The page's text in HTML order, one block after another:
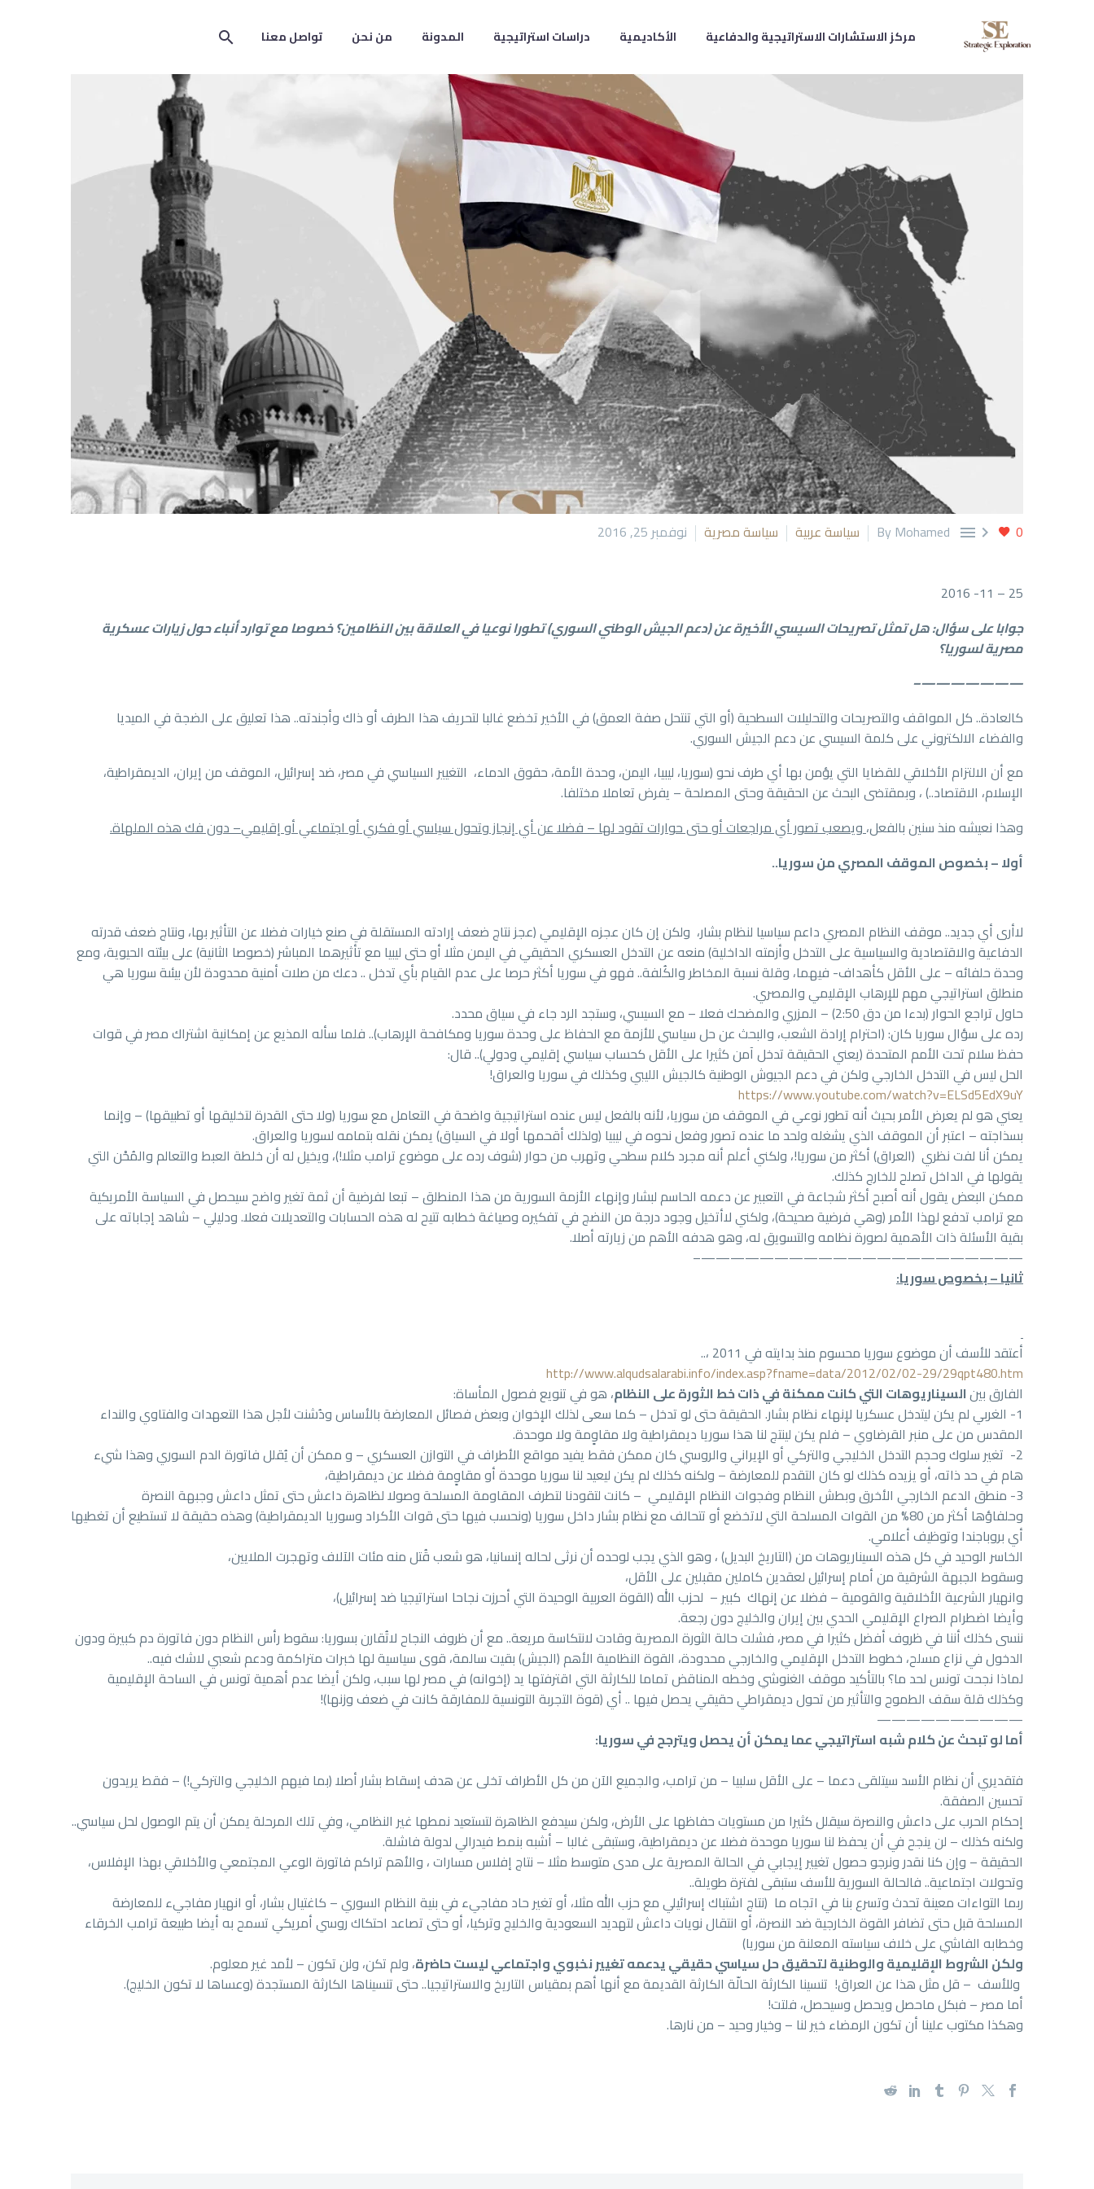
مركز الاستشارات الاستراتيجية والدفاعية الأكاديمية دراسات استراتيجية المدونة من نحن تواصل معنا
0
 
By Mohamed سياسة عربية سياسة مصرية نوفمبر 25, 2016
25 – 11- 2016
جوابا على سؤال: هل تمثل تصريحات السيسي الأخيرة عن (دعم الجيش الوطنيالسوري) تطورا نوعيا في العلاقة بين النظامين؟ خصوصا مع توارد أنباء حول زيارات عسكرية
مصرية لسوريا؟
———————–
كالعادة.. كل المواقف والتصريحات والتحليلات السطحية (أو التي تنتحل صفة العمق) في الأخير تخضع غالبا لتحريف هذا الطرف أو ذاك وأجندته.. هذا تعليق على الضجة في الميديا
والفضاء الالكتروني على كلمة السيسي عن دعم الجيش السوري.
مع أن الالتزام الأخلاقي للقضايا التي يؤمن بها أي طرف نحو (سوريا، ليبيا، اليمن، وحدة الأمة، حقوق الدماء، التغيير السياسي في مصر، ضد إسرائيل، الموقف من إيران، الديمقراطية،
الإسلام، الاقتصاد..) ، وبمقتضى البحث عن الحقيقة وحتى المصلحة – يفرض تعاملا مختلفا.
وهذا نعيشه منذ سنين بالفعل،ويصعب تصور أي مراجعات أو حتى حوارات تقود لها – فضلا عن أي إنجاز وتحول سياسي أو فكري أو اجتماعي أو إقليمي– دون فك هذه الملهاة.
أولا – بخصوص الموقف المصري من سوريا..
لاأرى أي جديد.. موقف النظام المصري داعم سياسيا لنظام بشار، ولكن إن كان عجزه الإقليمي (عجز نتاج ضعف إرادته المستقلة في صنع خيارات فضلا عن التأثير بها، ونتاج ضعف قدرته
الدفاعية والاقتصادية والسياسية على التدخل وأزمته الداخلية) منعه عن التدخل العسكري الحقيقي في اليمن مثلا أو حتى ليبيا مع تأثيرهما المباشر (خصوصا الثانية) على بيئته الحيوية، ومع
وحدة حلفائه – على الأقل كأهداف- فيهما، وقلة نسبة المخاطر والكُلفة.. فهو في سوريا أكثر حرصا على عدم القيام بأي تدخل .. دعك من صلات أمنية محدودة لأن بيئىة سوريا هي
منطلق استراتيجي مهم للإرهاب الإقليمي والمصري.
حاول تراجع الحوار (بدءا من دق 2:50) – المزري والمضحك فعلا – مع السيسي، وستجد الرد جاء في سياق محدد.
رده على سؤال سوريا كان: (احترام إرادة الشعب، والبحث عن حل سياسي للأزمة مع الحفاظ على وحدة سوريا ومكافحة الإرهاب).. فلما سأله المذيع عن إمكانية اشتراك مصر في قوات
حفظ سلام تحت الأمم المتحدة (يعني الحقيقة تدخل آمن كثيرا على الأقل كحساب سياسي إقليمي ودولي).. قال:
الحل ليس في التدخل الخارجي ولكن في دعم الجيوش الوطنية كالجيش الليبي وكذلك في سوريا والعراق!
https://www.youtube.com/watch?v=ELSd5EdX9uY
يعني هو لم يعرض الأمر بحيث أنه تطور نوعي في الموقف من سوريا، لأنه بالفعل ليس عنده استراتيجية واضحة في التعامل مع سوريا (ولا حتى القدرة لتخليقها أو تطبيقها) – وإنما
بسذاجته – اعتبر أن الموقف الذي يشغله ولحد ما عنده تصور وفعل نحوه في ليبيا (ولذلك أقحمها أولا في السياق) يمكن نقله بتمامه لسوريا والعراق.
يمكن أنا لفت نظري (العراق) أكثر من سوريا!، ولكني أعلم أنه مجرد كلام سطحي وتهرب من حوار (شوف رده على موضوع ترامب مثلا!)، ويخيل له أن خلطة العبط والتعالم والمُحْن التي
يقولها في الداخل تصلح للخارج كذلك.
ممكن البعض يقول أنه أصبح أكثر شجاعة في التعبير عن دعمه الحاسم لبشار وإنهاء الأزمة السورية من هذا المنطلق – تبعا لفرضية أن ثمة تغير واضح سيحصل في السياسة الأمريكية
مع ترامب تدفع لهذا الأمر (وهي فرضية صحيحة)، ولكني لاأتخيل وجود درجة من النضج في تفكيره وصياغة خطابه تتيح له هذه الحسابات والتعديلات فعلا. ودليلي – شاهد إجاباته على
بقية الأسئلة ذات الأهمية لصورة نظامه والتسويق له، وهو هدفه الأهم من زيارته أصلا.
——————————————————————–
ثانيا – بخصوص سوريا:
أعتقد للأسف أن موضوع سوريا محسوم منذ بدايته في 2011 ،..
http://www.alqudsalarabi.info/index.asp?fname=data/2012/02/02-29/29qpt480.htm
الفارق بينالسيناريوهات التي كانت ممكنة في ذات خط الثورة على النظام، هو في تنويع فصول المأساة:
1- الغربي لم يكن ليتدخل عسكريا لإنهاء نظام بشار. الحقيقة حتى لو تدخل – كما سعى لذلك الإخوان وبعض فصائل المعارضة بالأساس ودُشنت لأجل هذا التعهدات والفتاوي والنداء
المقدس من على منبر القرضاوي – فلم يكن لينتج لنا هذا سوريا ديمقراطية ولا مقاوٍمة ولا موحدة.
2- تغير سلوك وحجم التدخل الخليجي والتركي أو الإيراني والروسي كان ممكن فقط يفيد مواقع الأطراف في التوازن العسكري – و ممكن أن يُقلل فاتورة الدم السوري وهذا شيء
هام في حد ذاته، أو يزيده كذلك لو كان التقدم للمعارضة – ولكنه كذلك لم يكن ليعيد لنا سوريا موحدة أو مقاوٍمة فضلا عن ديمقراطية،
3- منطق الدعم الخارجي الأخرق وبطش النظام وفجوات النظام الإقليمي – كانت لتقودنا لتطرف المقاومة المسلحة وصولا لظاهرة داعش حتى تمثل داعش وجبهة النصرة
وحلفاؤها أكثر من 80% من القوات المسلحة التي لاتخضع أو تتحالف مع نظام بشار داخل سوريا (ونحسب فيها حتى قوات الأكراد وسوريا الديمقراطية) وهذه حقيقة لا تستطيع أن تغطيها
أي بروباجندا وتوظيف أعلامي.
الخاسر الوحيد في كل هذه السيناريوهات من (التاريخ البديل) ، وهو الذي يجب لوحده أن نرثى لحاله إنسانيا، هو شعب قُتل منه مئات الآلاف وتهجرت الملايين،
وسقوط الجبهة الشرقية من أمام إسرائيل لعقدين كاملين مقبلين على الأقل،
وانهيار الشرعية الأخلاقية والقومية – فضلا عن إنهاك كبير – لحزب الله (القوة العربية الوحيدة التي أحرزت نجاحا استراتيجيا ضد إسرائيل)،
وأيضا اضطرام الصراع الإقليمي الحدي بين إيران والخليج دون رجعة.
ننسى كذلك أننا في ظروف أفضل كثيرا في مصر، فشلت حالة الثورة المصرية وقادت لانتكاسة مريعة.. مع أن ظروف النجاح لاتُقارن بسوريا: سقوط رأس النظام دون فاتورة دم كبيرة ودون
الدخول في نزاع مسلح، خطوط التدخل الإقليمي والخارجي محدودة، القوة النظامية الأهم (الجيش) بقيت سالمة، قوى سياسية لها خبرات متراكمة ودعم شعبي لاشك فيه..
لماذا نجحت تونس لحد ما؟ بالتأكيد موقف الغنوشي وخطه المناقض تماما للكارثة التي اقترفتها يد (إخوانه) في مصر لها سبب، ولكن أيضا عدم أهمية تونس في الساحة الإقليمية
وكذلك قلة سقف الطموح والتأثير من تحول ديمقراطي حقيقي يحصل فيها .. أي (قوة التجربة التونسية للمفارقة كانت في ضعف وزنها)!
——————————
أما لو تبحث عن كلام شبه استراتيجي عما يمكن أن يحصل ويترجح في سوريا:
فتقديري أن نظام الأسد سيتلقى دعما – على الأقل سلبيا – من ترامب، والجميع الآن من كل الأطراف تخلى عن هدف إسقاط بشار أصلا (بما فيهم الخليجي والتركي!) – فقط يريدون
تحسين الصفقة.
إحكام الحرب على داعش والنصرة سيقلل كثيرا من مستويات حفاظها على الأرض، ولكن سيدفع الظاهرة لتستعيد نمطها غير النظامي، وفي تلك المرحلة يمكن أن يتم الوصول لحل سياسي..
ولكنه كذلك – لن ينجح في أن يحفظ لنا سوريا موحدة فضلا عن ديمقراطية، وستبقى غالبا – أشبه بنمط فيدرالي لدولة فاشلة.
الحقيقة – وإن كنا نقدر ونرجو حصول تغيير إيجابي في الحالة المصرية على مدى متوسط مثلا – نتاج إفلاس مسارات ، والأهم تراكم فاتورة الوعي المجتمعي والأخلاقي بهذا الإفلاس،
وتحولات اجتماعية.. فالحالة السورية للأسف ستبقى لفترة طويلة..
ربما التواءات معينة تحدث وتسرع بنا في اتجاه ما (نتاج اشتباك إسرائيلي مع حزب الله مثلا، أو تغير حاد مفاجيء في بنية النظام السوري – كاغتيال بشار، أو انهيار مفاجيء للمعارضة
المسلحة قبل حتى تضافر القوة الخارجية ضد النصرة، أو انتقال نويات داعش لتهديد السعودية والخليج وتركيا، أو حتى تصاعد احتكاك روسي أمريكي تسمح به أيضا طبيعة ترامب الخرقاء
وخطابه الفاشي على خلاف سياسته المعلنة من سوريا)
ولكن الشروط الإقليمية والوطنية لتحقيق حل سياسي حقيقي يدعمه تغيير نخبوي واجتماعي ليست حاضرة، ولم تكن، ولن تكون – لأمد غير معلوم.
وللأسف – قل مثل هذا عن العراق! تنسينا الكارثة الحالّة الكارثة القديمة مع أنها أهم بمقياس التاريخ والاستراتيجيا.. حتى تنسيناها الكارثة المستجدة (وعساها لا تكون الخليج).
أما مصر – فبكل ماحصل ويحصل وسيحصل، فلتت!
وهكذا مكتوب علينا أن تكون الرمضاء خير لنا – وخيار وحيد – من نارها.